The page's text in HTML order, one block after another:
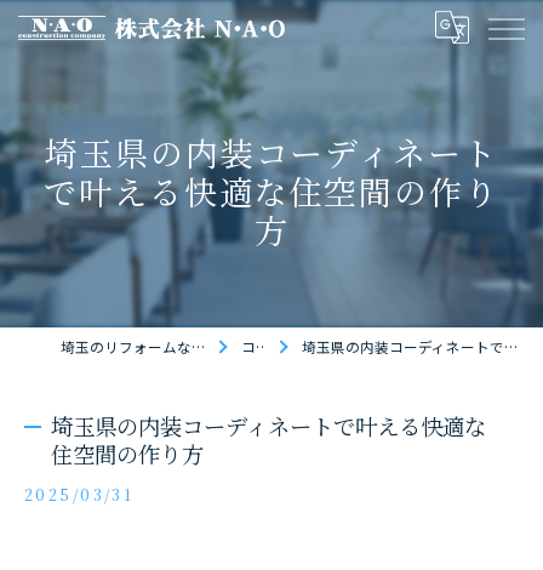
埼玉県の内装コーディネート
で叶える快適な住空間の作り
方
埼玉のリフォームなら株式会社N・A・O コラム 埼玉県の内装コーディネートで叶える快適な住空間の作り方
埼玉県の内装コーディネートで叶える快適な
住空間の作り方
2025/03/31